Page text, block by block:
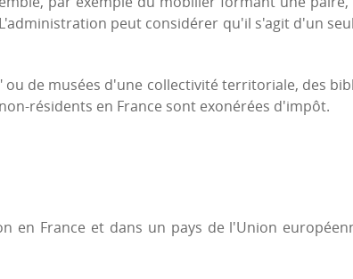
peut considérer qu'il s'agit d'un
ou de musées d'une collectivité territoriale, des
résidents en France sont exonérées d'impôt.
en France et dans un pays de l'Union